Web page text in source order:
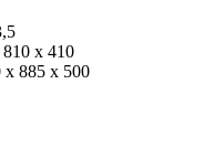
x 410
x 885 x 500